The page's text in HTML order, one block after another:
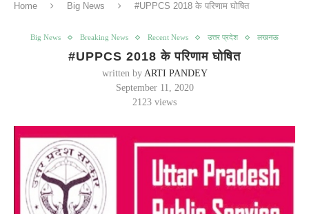
Home Big News #UPPCS 2018 के परिणाम घोषित
Big News Breaking News Recent News उत्तर प्रदेश लखनऊ
#UPPCS 2018 के परिणाम घोषित
written by ARTI PANDEY
September 11, 2020
2123 views